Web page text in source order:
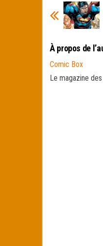
À propos de
Comic Box
Le magazine